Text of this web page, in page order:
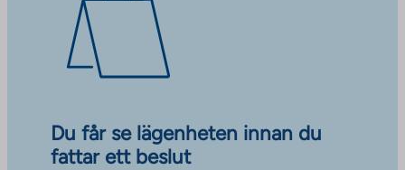
Du får se lägenheten innan du
fattar ett beslut